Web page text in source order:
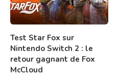
Test Star Fox sur
Nintendo Switch 2 : le
retour gagnant de Fox
McCloud